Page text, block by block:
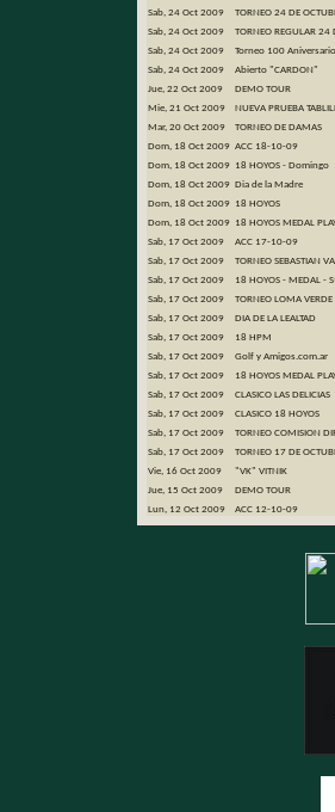
Sab, 24 Oct 2009
TORNEO 24 DE
Sab, 24 Oct 2009
TORNEO REGULAR 24
Sab, 24 Oct 2009
Torneo 100
Sab, 24 Oct 2009
Abierto "CARDON"
Jue, 22 Oct 2009
DEMO TOUR
Mie, 21 Oct 2009
NUEVA PRUEBA
Mar, 20 Oct 2009
TORNEO DE DAMAS
Dom, 18 Oct 2009 ACC 18-10-09
Dom, 18 Oct 2009 18 HOYOS - Domingo
Dom, 18 Oct 2009 Dia de la Madre
Dom, 18 Oct 2009 18 HOYOS
Dom, 18 Oct 2009 18 HOYOS MEDAL
Sab, 17 Oct 2009
ACC 17-10-09
Sab, 17 Oct 2009
TORNEO SEBASTIAN
Sab, 17 Oct 2009
18 HOYOS - MEDAL -
Sab, 17 Oct 2009
TORNEO LOMA VERDE
Sab, 17 Oct 2009
DIA DE LA LEALTAD
Sab, 17 Oct 2009
18 HPM
Sab, 17 Oct 2009
Golf y Amigos.com.ar
Sab, 17 Oct 2009
18 HOYOS MEDAL
Sab, 17 Oct 2009
CLASICO LAS DELICIAS
Sab, 17 Oct 2009
CLASICO 18 HOYOS
Sab, 17 Oct 2009
TORNEO COMISION
Sab, 17 Oct 2009
TORNEO 17 DE
Vie, 16 Oct 2009
"VK" VITNIK
Jue, 15 Oct 2009
DEMO TOUR
Lun, 12 Oct 2009
ACC 12-10-09